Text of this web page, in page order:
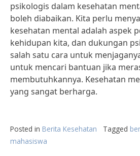
psikologis dalam kesehatan
boleh diabaikan. Kita perlu
kesehatan mental adalah aspek
kehidupan kita, dan dukungan
salah satu cara untuk
untuk mencari bantuan jika
membutuhkannya. Kesehatan
yang sangat berharga.
Posted in Berita Kesehatan Tagged
mahasiswa